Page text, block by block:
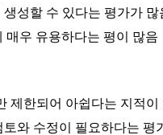
성할 수 있다는 평가가 많
매우 유용하다는 평이 많음
제한되어 아쉽다는 지적이
와 수정이 필요하다는 평